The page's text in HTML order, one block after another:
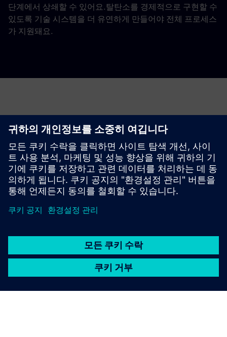
단계에서 상쇄할 수 있어요.탈탄소를 경제적으로 구현할 수
있도록 기술 시스템을 더 유연하게 만들어야 전체 프로세스
가 지원돼요.
탈탄소화 연구 견적 요청해요
아래 양식을 작성해 주세요.
이 제안은 연간 에너지 소비량 (전기/열) 이 10GWh 이상인
에너지 집약적 기업을 대상으로 해요.